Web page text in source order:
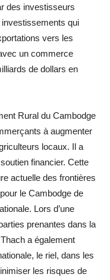
des investisseurs
qui
vers les
un commerce
de dollars en
Rural du Cambodge
à augmenter
locaux. Il a
financier. Cette
actuelle des frontières
le Cambodge de
Lors d’une
prenantes dans la
a également
le riel, dans les
les risques de